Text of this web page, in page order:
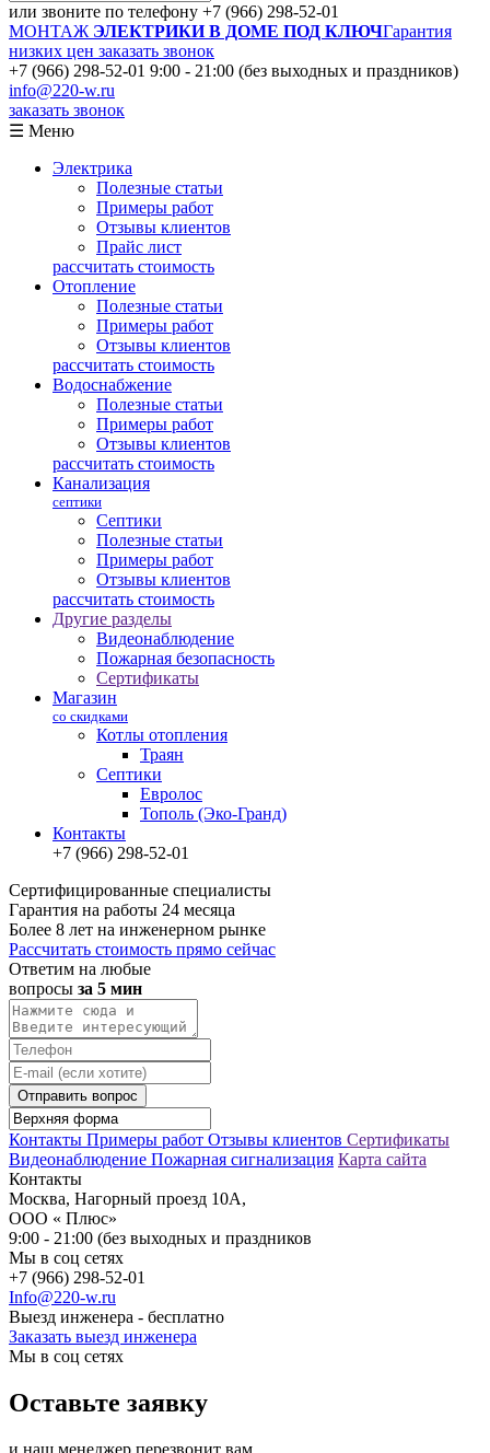
или звоните по телефону +7 (966) 298-52-01
МОНТАЖ ЭЛЕКТРИКИ В ДОМЕ ПОД КЛЮЧГарантия
низких цен заказать звонок
+7 (966) 298-52-01 9:00 - 21:00 (без выходных и праздников)
info@220-w.ru
заказать звонок
☰ Меню
Электрика
Полезные статьи
Примеры работ
Отзывы клиентов
Прайс лист
рассчитать стоимость
Отопление
Полезные статьи
Примеры работ
Отзывы клиентов
рассчитать стоимость
Водоснабжение
Полезные статьи
Примеры работ
Отзывы клиентов
рассчитать стоимость
Канализация
септики
Септики
Полезные статьи
Примеры работ
Отзывы клиентов
рассчитать стоимость
Другие разделы
Видеонаблюдение
Пожарная безопасность
Сертификаты
Магазин
со скидками
Котлы отопления
Траян
Септики
Евролос
Тополь (Эко-Гранд)
Контакты
+7 (966) 298-52-01
Сертифицированные специалисты
Гарантия на работы 24 месяца
Более 8 лет на инженерном рынке
Рассчитать стоимость прямо сейчас
Ответим на любые
вопросы за 5 мин
Отправить вопрос
Контакты Примеры работ Отзывы клиентов Сертификаты
Видеонаблюдение Пожарная сигнализация Карта сайта
Контакты
Москва, Нагорный проезд 10А,
ООО « Плюс»
9:00 - 21:00 (без выходных и праздников
Мы в соц сетях
+7 (966) 298-52-01
Info@220-w.ru
Выезд инженера - бесплатно
Заказать выезд инженера
Мы в соц сетях
Оставьте заявку
и наш менеджер перезвонит вам